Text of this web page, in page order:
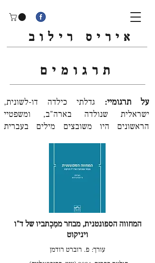
איריס רילוב
תרגומים
על תרגומיי: גדלתי כילדה דו-לשונית,
ישראלית שנולדה בארה"ב, ומשפטיי
הראשונים היו משובצים מילים בעברית
נותרה המשיכה למשחק המעברים בין
הלשונות, שמשלב עבורי אתגר אינטלקטואלי
על תרומתי בהעשרת מדף הספרים
הפסיכואנליטי והפסיכולוגי בעברית. תרגומיי
זכו לשבחים על הדיוק, הבהירות, הקריאוּת
בעברית וכן על התחדישים הלשוניים שלי
(למשל: "מצע הנפש" – כתרגום עברי למונח
המחווה הספונטנית, מבחר ממִכְתביו של ד"ו
ויניקוט
עורך: פ. רוברט רודמן